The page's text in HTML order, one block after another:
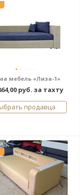
мебель «Лиза-1»
руб. за тахту
продавца